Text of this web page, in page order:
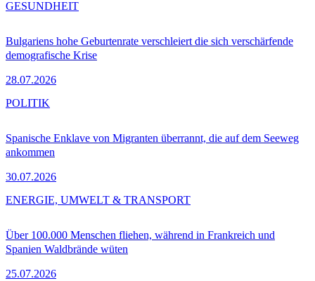
Bulgariens hohe Geburtenrate verschleiert die sich verschärfende
demografische Krise
28.07.2026
GESUNDHEIT
Spanische Enklave von Migranten überrannt, die auf dem Seeweg
ankommen
30.07.2026
POLITIK
Über 100.000 Menschen fliehen, während in Frankreich und
Spanien Waldbrände wüten
25.07.2026
ENERGIE, UMWELT & TRANSPORT